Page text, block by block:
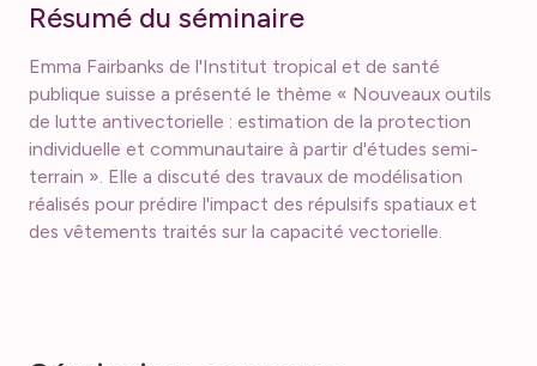
Résumé du séminaire
Emma Fairbanks de l'Institut tropical et de santé
publique suisse a présenté le thème « Nouveaux outils
de lutte antivectorielle : estimation de la protection
individuelle et communautaire à partir d'études semi-
terrain ». Elle a discuté des travaux de modélisation
réalisés pour prédire l'impact des répulsifs spatiaux et
des vêtements traités sur la capacité vectorielle.